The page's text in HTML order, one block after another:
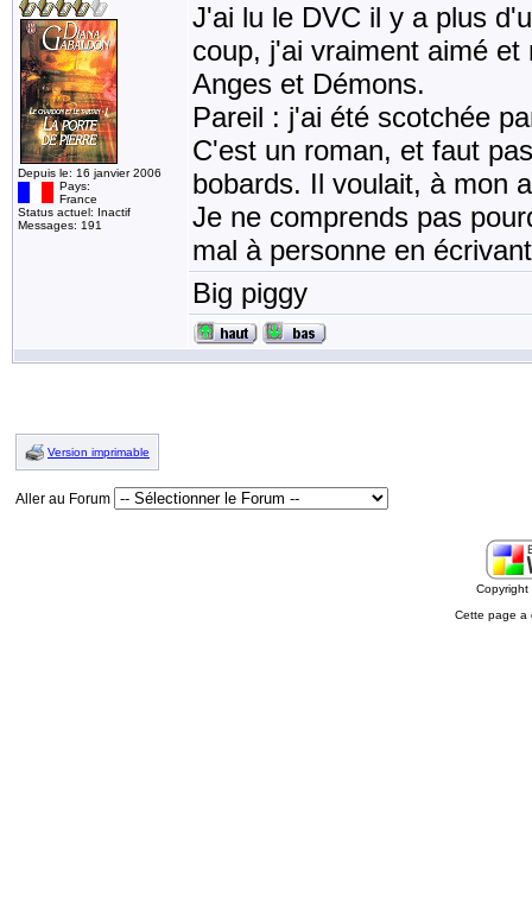
Depuis le: 16 janvier 2006
Pays:
France
Status actuel: Inactif
Messages: 191
J'ai lu le DVC il y a plus
coup, j'ai vraiment aimé
Anges et Démons.
Pareil : j'ai été scotchée
C'est un roman, et faut
bobards. Il voulait, à mon
Je ne comprends pas
mal à personne en
Big piggy
Version imprimable
Aller au Forum
Cette page a